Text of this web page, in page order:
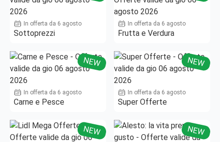
In offerta da 6 agosto
Sottoprezzi
In offerta da 6 agosto
Frutta e Verdura
NEW
In offerta da 6 agosto
Carne e Pesce
NEW
In offerta da 6 agosto
Super Offerte
NEW NEW